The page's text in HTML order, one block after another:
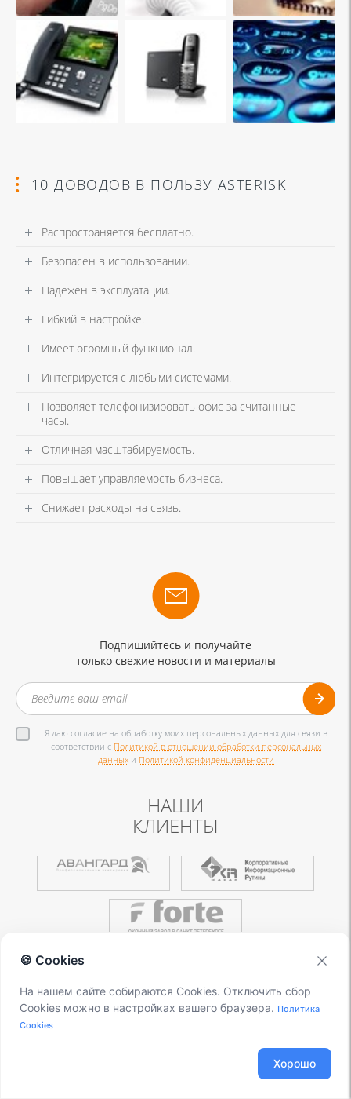
10 ДОВОДОВ В ПОЛЬЗУ ASTERISK
Распространяется бесплатно.
Безопасен в использовании.
Надежен в эксплуатации.
Гибкий в настройке.
Имеет огромный функционал.
Интегрируется с любыми системами.
Позволяет телефонизировать офис за считанные
часы.
Отличная масштабируемость.
Повышает управляемость бизнеса.
Снижает расходы на связь.
Подпишийтесь и получайте
только свежие новости и материалы
Я даю согласие на обработку моих персональных данных для связи в
соответствии с Политикой в отношении обработки персональных
данных и Политикой конфиденциальности
НАШИ
КЛИЕНТЫ
🍪 Cookies
На нашем сайте собираются Cookies. Отключить сбор
Cookies можно в настройках вашего браузера. Политика
Cookies
Хорошо